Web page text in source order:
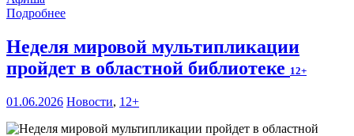
Подробнее
Неделя мировой мультипликации
пройдет в областной библиотеке 12+
01.06.2026 Новости, 12+